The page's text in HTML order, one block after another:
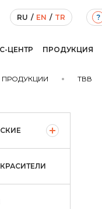
RU / EN / TR ?
ЦЕНТР ПРОДУКЦИЯ
ПРОДУКЦИИ ТВВ